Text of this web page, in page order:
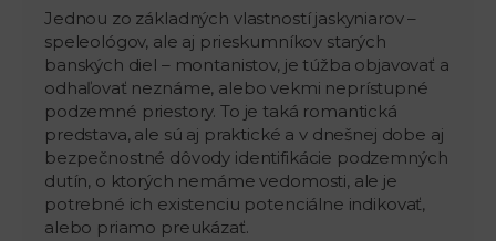
Jednou zo základných vlastností jaskyniarov –
speleológov, ale aj prieskumníkov starých
banských diel – montanistov, je túžba objavovať a
odhaľovať neznáme, alebo vekmi neprístupné
podzemné priestory. To je taká romantická
predstava, ale sú aj praktické a v dnešnej dobe aj
bezpečnostné dôvody identifikácie podzemných
dutín, o ktorých nemáme vedomosti, ale je
potrebné ich existenciu potenciálne indikovať,
alebo priamo preukázať.